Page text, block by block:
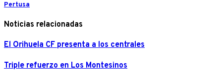
Pertusa
Noticias relacionadas
El Orihuela CF presenta a los centrales
Triple refuerzo en Los Montesinos